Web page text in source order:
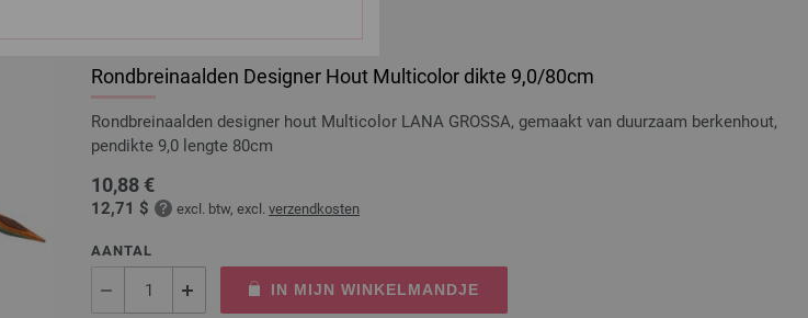
Rondbreinaalden Designer Hout Multicolor dikte 9,0/80cm
Rondbreinaalden designer hout Multicolor LANA GROSSA, gemaakt van duurzaam berkenhout,
pendikte 9,0 lengte 80cm
10,88 €
12,71 $ excl. btw, excl. verzendkosten
AANTAL
IN MIJN WINKELMANDJE